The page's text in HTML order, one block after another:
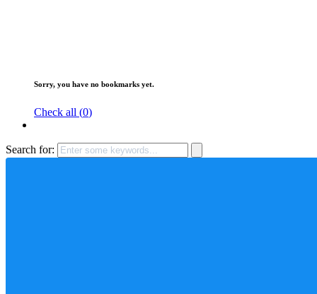
Sorry, you have no bookmarks yet.
Check all (0)
Search for: